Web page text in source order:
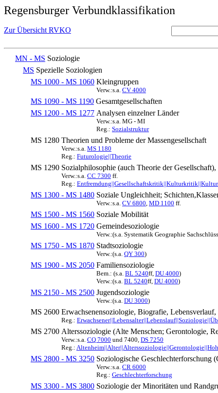
Regensburger Verbundklassifikation
Zur Übersicht RVKO
MN - MS Soziologie
MS Spezielle Soziologien
MS 1000 - MS 1060 Kleingruppen
Verw.:s.a. CV 4000
MS 1090 - MS 1190 Gesamtgesellschaften
MS 1200 - MS 1277 Analysen einzelner Länder
Verw.:s.a. MG - MI
Reg.: Sozialstruktur
MS 1280 Theorien und Probleme der Massengesellschaft
Verw.:s.a. MS 1180
Reg.: Futurologie||Theorie
MS 1290 Sozialphilosophie (auch Theorie der
Verw.:s.a. CC 7300 ff.
Reg.:
MS 1300 - MS 1480 Soziale Ungleichheit;
Verw.:s.a. CV 6800, MD 1100 ff.
MS 1500 - MS 1560 Soziale Mobilität
MS 1600 - MS 1720 Gemeindesoziologie
Verw.:(s.a. Systematik Geographie
MS 1750 - MS 1870 Stadtsoziologie
Verw.:(s.a. QY 300)
MS 1900 - MS 2050 Familiensoziologie
Bem.: (s.a. BL 5240ff, DU 4000)
Verw.:(s.a. BL 5240ff, DU 4000)
MS 2150 - MS 2500 Jugendsoziologie
Verw.:(s.a. DU 3000)
MS 2600 Erwachsenensoziologie, Biografie,
Reg.:
MS 2700 Alterssoziologie (Alte Menschen; Gerontologie,
Verw.:s.a. CQ 7000 und 7400, DS 7250
Reg.:
MS 2800 - MS 3250 Soziologische Geschlechterforschung
Verw.:s.a. CR 6000
Reg.: Geschlechterforschung
MS 3300 - MS 3800 Soziologie der Minoritäten und